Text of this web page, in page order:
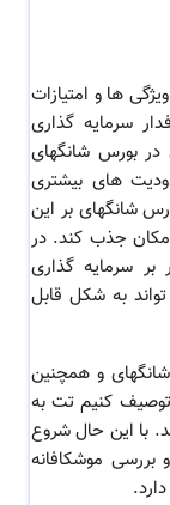
ها و امتیازات
سرمایه گذاری
بورس شانگهای
های بیشتری
شانگهای بر این
جذب کند. در
سرمایه گذاری
به شکل قابل
و همچنین
کنیم تت به
با این حال شروع
بررسی موشکافانه